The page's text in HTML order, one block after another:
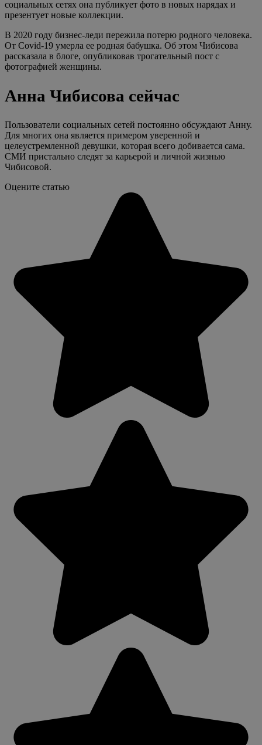
социальных сетях она публикует фото в новых нарядах и
презентует новые коллекции.
В 2020 году бизнес-леди пережила потерю родного человека.
От Covid-19 умерла ее родная бабушка. Об этом Чибисова
рассказала в блоге, опубликовав трогательный пост с
фотографией женщины.
Анна Чибисова сейчас
Пользователи социальных сетей постоянно обсуждают Анну.
Для многих она является примером уверенной и
целеустремленной девушки, которая всего добивается сама.
СМИ пристально следят за карьерой и личной жизнью
Чибисовой.
Оцените статью